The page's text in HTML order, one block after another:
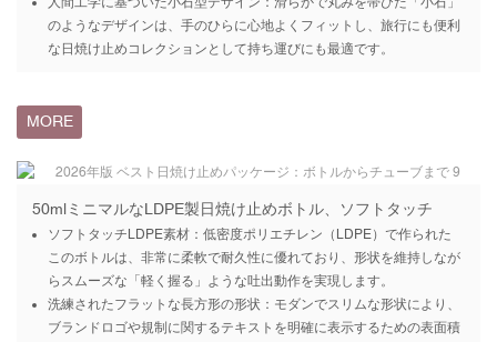
のようなデザインは、手のひらに心地よくフィットし、旅行にも便利
な日焼け止めコレクションとして持ち運びにも最適です。
MORE
50mlミニマルなLDPE製日焼け止めボトル、ソフトタッチ
ソフトタッチLDPE素材：低密度ポリエチレン（LDPE）で作られた
このボトルは、非常に柔軟で耐久性に優れており、形状を維持しなが
らスムーズな「軽く握る」ような吐出動作を実現します。
洗練されたフラットな長方形の形状：モダンでスリムな形状により、
ブランドロゴや規制に関するテキストを明確に表示するための表面積